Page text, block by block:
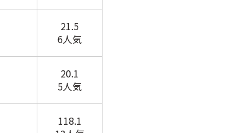
21.5
6人気
20.1
5人気
118.1